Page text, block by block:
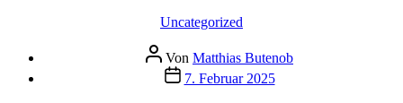
Kategorien
Uncategorized
Beitragsautor
Von Matthias Butenob
Veröffentlichungsdatum
7. Februar 2025